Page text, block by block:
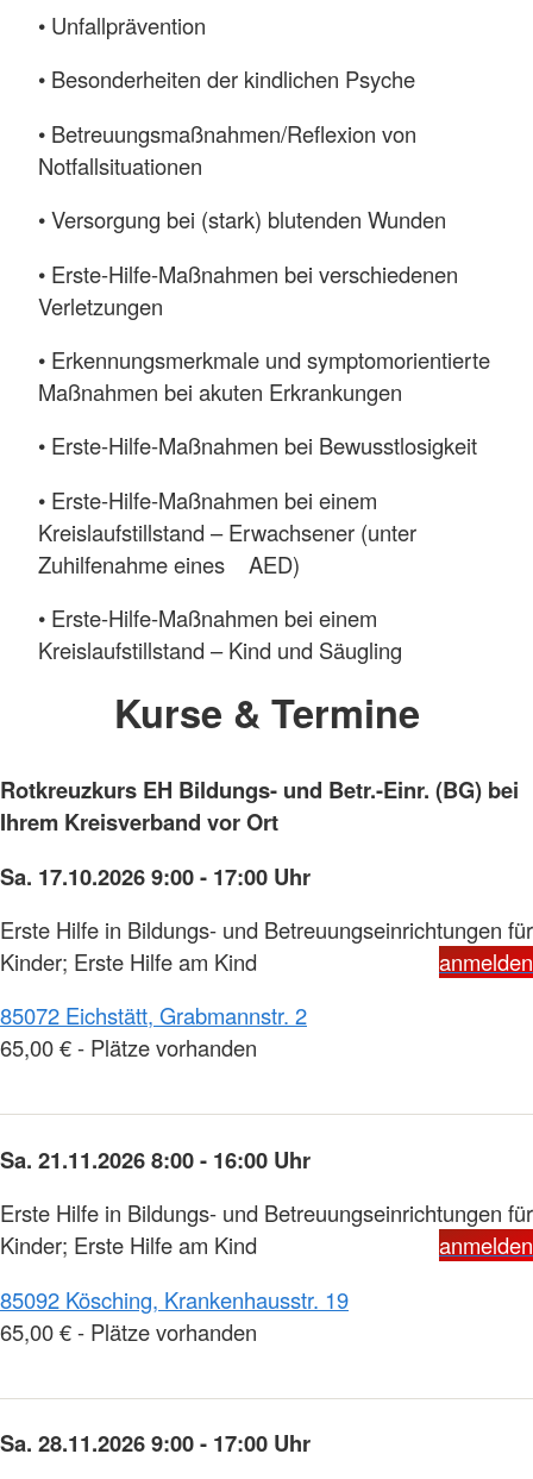
• Unfallprävention
• Besonderheiten der kindlichen Psyche
• Betreuungsmaßnahmen/Reflexion von
Notfallsituationen
• Versorgung bei (stark) blutenden Wunden
• Erste-Hilfe-Maßnahmen bei verschiedenen
Verletzungen
• Erkennungsmerkmale und symptomorientierte
Maßnahmen bei akuten Erkrankungen
• Erste-Hilfe-Maßnahmen bei Bewusstlosigkeit
• Erste-Hilfe-Maßnahmen bei einem
Kreislaufstillstand – Erwachsener (unter
Zuhilfenahme eines AED)
• Erste-Hilfe-Maßnahmen bei einem
Kreislaufstillstand – Kind und Säugling
Kurse & Termine
Rotkreuzkurs EH Bildungs- und Betr.-Einr. (BG) bei
Ihrem Kreisverband vor Ort
Sa. 17.10.2026 9:00 - 17:00 Uhr
Erste Hilfe in Bildungs- und Betreuungseinrichtungen für
Kinder; Erste Hilfe am Kind
anmelden
85072 Eichstätt, Grabmannstr. 2
65,00 € - Plätze vorhanden
Sa. 21.11.2026 8:00 - 16:00 Uhr
Erste Hilfe in Bildungs- und Betreuungseinrichtungen für
Kinder; Erste Hilfe am Kind
anmelden
85092 Kösching, Krankenhausstr. 19
65,00 € - Plätze vorhanden
Sa. 28.11.2026 9:00 - 17:00 Uhr